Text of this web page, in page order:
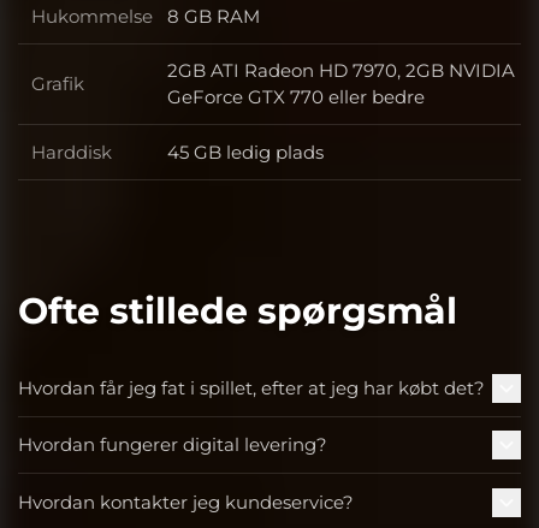
Hukommelse Hukommelse
8 GB RAM
Grafik Grafik
2GB ATI Radeon HD 7970, 2GB NVIDIA
GeForce GTX 770 eller bedre
Harddisk Harddisk
45 GB ledig plads
Ofte stillede spørgsmål
Hvordan får jeg fat i spillet, efter at jeg har købt det?
Hvordan fungerer digital levering?
Hvordan kontakter jeg kundeservice?